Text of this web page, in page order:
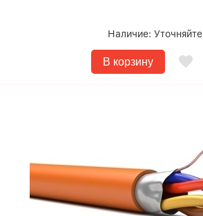
Наличие: Уточняйте
В корзину